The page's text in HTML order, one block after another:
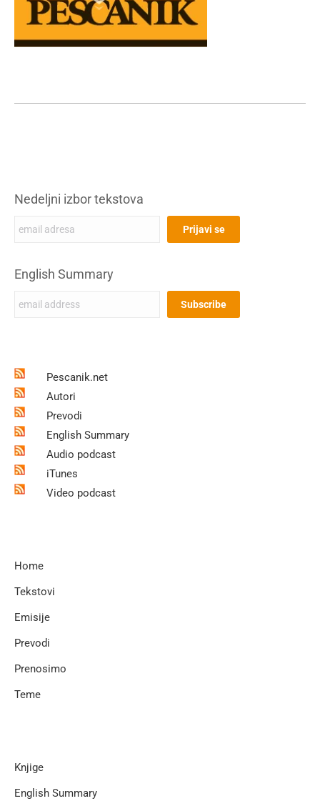
Nedeljni izbor tekstova
English Summary
Pescanik.net
Autori
Prevodi
English Summary
Audio podcast
iTunes
Video podcast
Home
Tekstovi
Emisije
Prevodi
Prenosimo
Teme
Knjige
English Summary